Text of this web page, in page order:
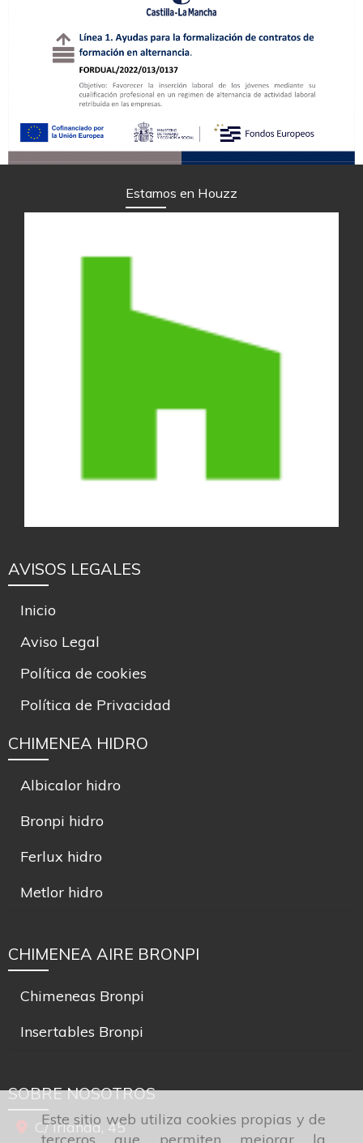
Este sitio web utiliza cookies propias y de
Estamos en Houzz
AVISOS LEGALES
Inicio
Aviso Legal
Política de cookies
Política de Privacidad
CHIMENEA HIDRO
Albicalor hidro
Bronpi hidro
Ferlux hidro
Metlor hidro
CHIMENEA AIRE BRONPI
Chimeneas Bronpi
Insertables Bronpi
SOBRE NOSOTROS
C/ Irlanda, 45